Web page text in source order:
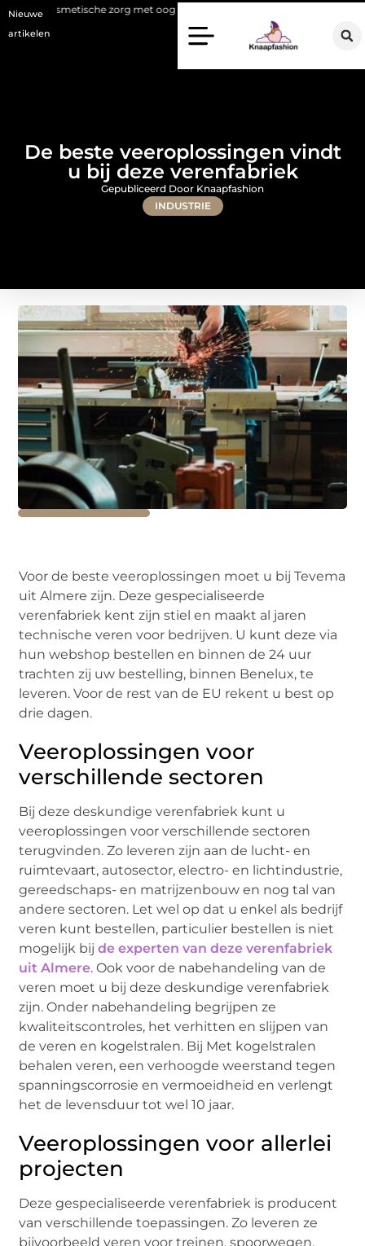
Nieuwe
artikelen
zorg met oog voor natuurlijke resultaten
De beste veeroplossingen vindt
u bij deze verenfabriek
INDUSTRIE
Gepubliceerd Door Knaapfashion
Voor de beste veeroplossingen moet u bij Tevema
uit Almere zijn. Deze gespecialiseerde
verenfabriek kent zijn stiel en maakt al jaren
technische veren voor bedrijven. U kunt deze via
hun webshop bestellen en binnen de 24 uur
trachten zij uw bestelling, binnen Benelux, te
leveren. Voor de rest van de EU rekent u best op
drie dagen.
Veeroplossingen voor
verschillende sectoren
Bij deze deskundige verenfabriek kunt u
veeroplossingen voor verschillende sectoren
terugvinden. Zo leveren zijn aan de lucht- en
ruimtevaart, autosector, electro- en lichtindustrie,
gereedschaps- en matrijzenbouw en nog tal van
andere sectoren. Let wel op dat u enkel als bedrijf
veren kunt bestellen, particulier bestellen is niet
mogelijk bijde experten van deze verenfabriek
uit Almere. Ook voor de nabehandeling van de
veren moet u bij deze deskundige verenfabriek
zijn. Onder nabehandeling begrijpen ze
kwaliteitscontroles, het verhitten en slijpen van
de veren en kogelstralen. Bij Met kogelstralen
behalen veren, een verhoogde weerstand tegen
spanningscorrosie en vermoeidheid en verlengt
het de levensduur tot wel 10 jaar.
Veeroplossingen voor allerlei
projecten
Deze gespecialiseerde verenfabriek is producent
van verschillende toepassingen. Zo leveren ze
bijvoorbeeld veren voor treinen, spoorwegen,